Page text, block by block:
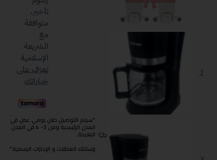
"سيتم التوصيل خلال يومي عمل في
المدن الرئيسية ومن 3- 4 في المدن
البعيدة.
بإستثناء العطلات و الإجازات الرسمية."